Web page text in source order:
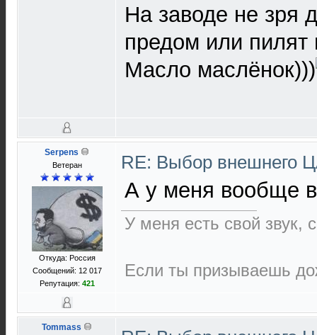
На заводе не зря
предом или пилят
Масло маслёнок)))
Serpens
Ветеран
Откуда: Россия
Сообщений: 12 017
Репутация: 421
RE: Выбор внешнего
А у меня вообще
У меня есть свой
Если ты призываешь
Tommass